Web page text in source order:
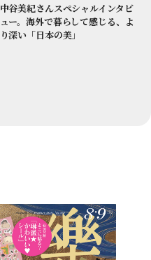
中谷美紀さんスペシャルインタビ
ュー。海外で暮らして感じる、よ
り深い「日本の美」